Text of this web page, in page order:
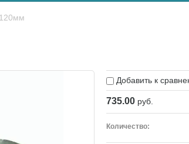
Добавить к
735.00 руб.
Количество: